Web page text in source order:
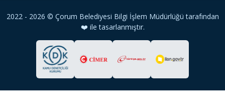
2022 - 2026 © Çorum Belediyesi Bilgi İşlem Müdürlüğü tarafından
❤️ ile tasarlanmıştır.